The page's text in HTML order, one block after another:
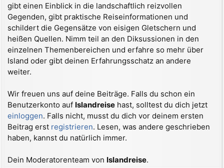
gibt einen Einblick in die landschaftlich reizvollen
Gegenden, gibt praktische Reiseinformationen und
schildert die Gegensätze von eisigen Gletschern und
heißen Quellen. Nimm teil an den Diksussionen in den
einzelnen Themenbereichen und erfahre so mehr über
Island oder gibt deinen Erfahrungsschatz an andere
weiter.
Wir freuen uns auf deine Beiträge. Falls du schon ein
Benutzerkonto auf Islandreise hast, solltest du dich jetzt
einloggen. Falls nicht, musst du dich vor deinem ersten
Beitrag erst registrieren. Lesen, was andere geschrieben
haben, kannst du natürlich immer.
Dein Moderatorenteam von Islandreise.